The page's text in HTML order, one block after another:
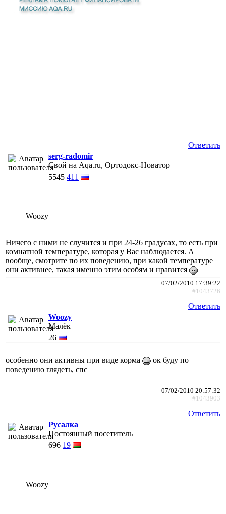
Ответить
serg-radomir
Свой на Aqa.ru, Ортодокс-Новатор
5545 411
Woozy
Ничего с ними не случится и при 24-26 градусах, то есть при
комнатной температуре, которая у Вас наблюдается. А
вообще, смотрите по их поведению, при какой температуре
они активнее, такая именно этим особям и нравится
07/02/2010 17:39:22
#1043726
Ответить
Woozy
Малёк
26
особенно они активны при виде корма
ок буду по
поведению глядеть, спс
07/02/2010 20:57:32
#1043903
Ответить
Русалка
Постоянный посетитель
696 19
Woozy